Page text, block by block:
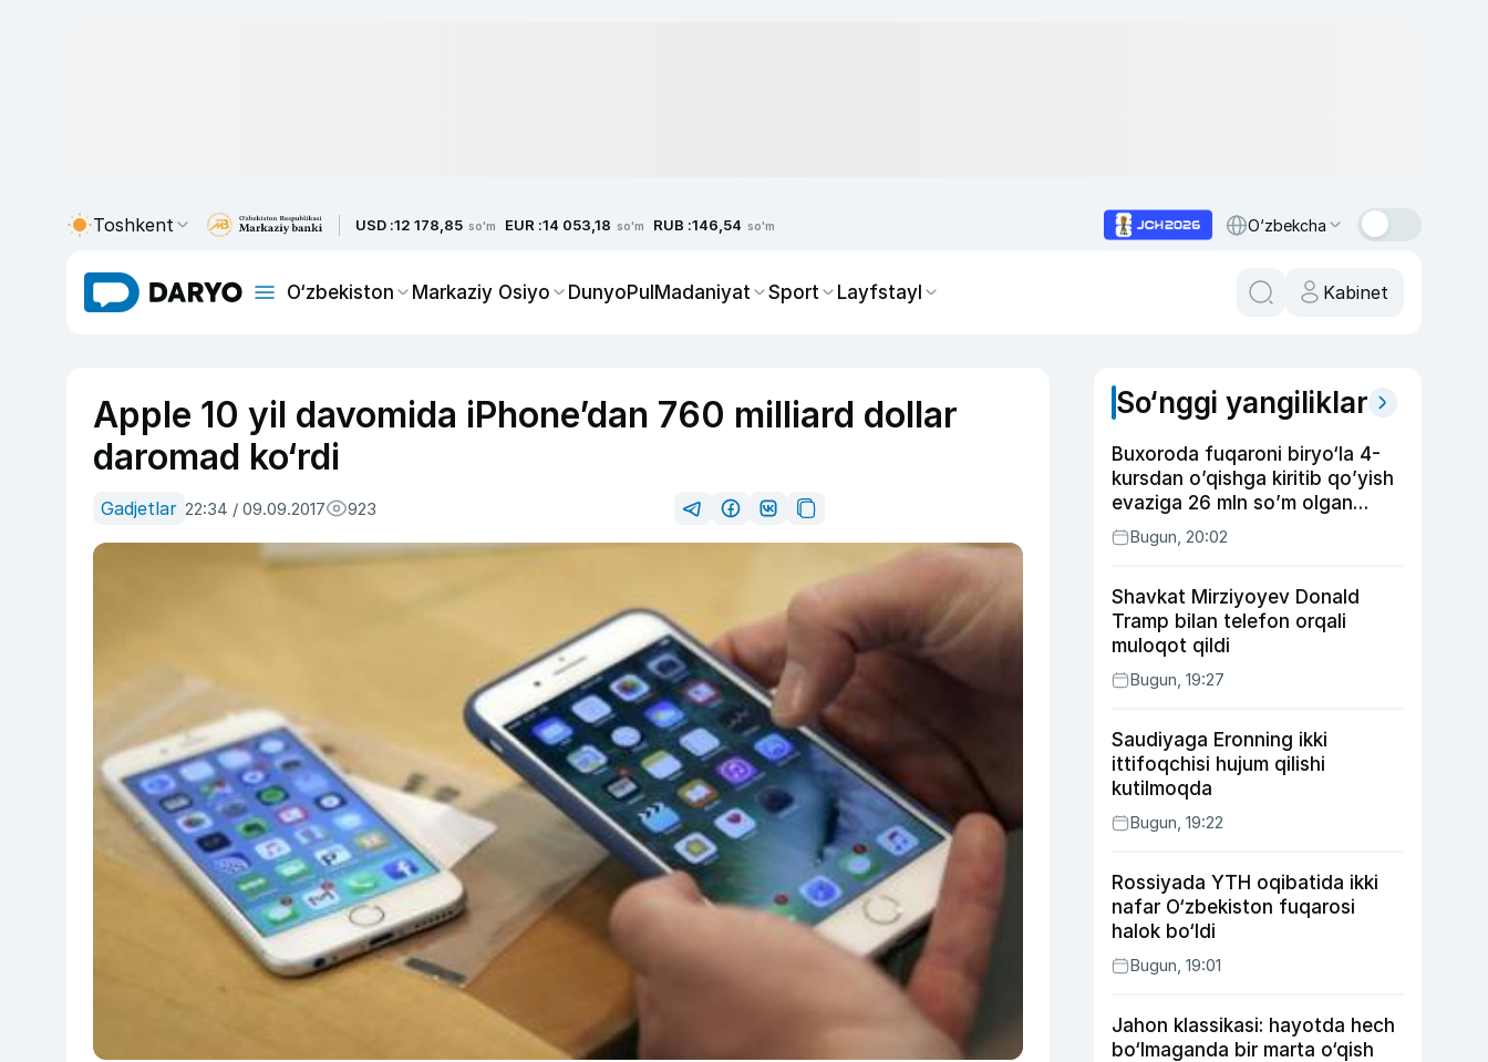
Toshkent USD :12 178,85 so'm EUR :14 053,18 so'm RUB :146,54 so'm O‘zbekcha
O‘zbekiston Markaziy Osiyo DunyoPulMadaniyat Sport Layfstayl Kabinet
Apple 10 yil davomida iPhone’dan 760 milliard dollar
daromad ko‘rdi
Gadjetlar 22:34 / 09.09.2017 923
So‘nggi yangiliklar
Buxoroda fuqaroni biryo‘la 4-
kursdan o’qishga kiritib qo’yish
evaziga 26 mln so’m olgan
shaxs ushlandi
Bugun, 20:02
Shavkat Mirziyoyev Donald
Tramp bilan telefon orqali
muloqot qildi
Bugun, 19:27
Saudiyaga Eronning ikki
ittifoqchisi hujum qilishi
kutilmoqda
Bugun, 19:22
Rossiyada YTH oqibatida ikki
nafar O‘zbekiston fuqarosi
halok bo‘ldi
Bugun, 19:01
Jahon klassikasi: hayotda hech
bo‘lmaganda bir marta o‘qish